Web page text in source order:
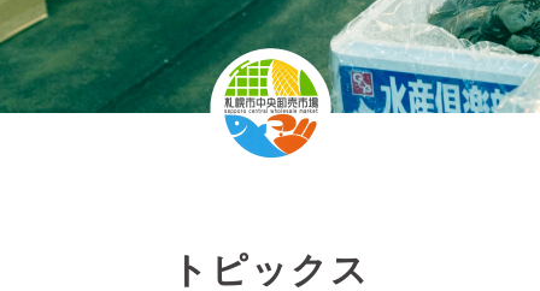
トピックス